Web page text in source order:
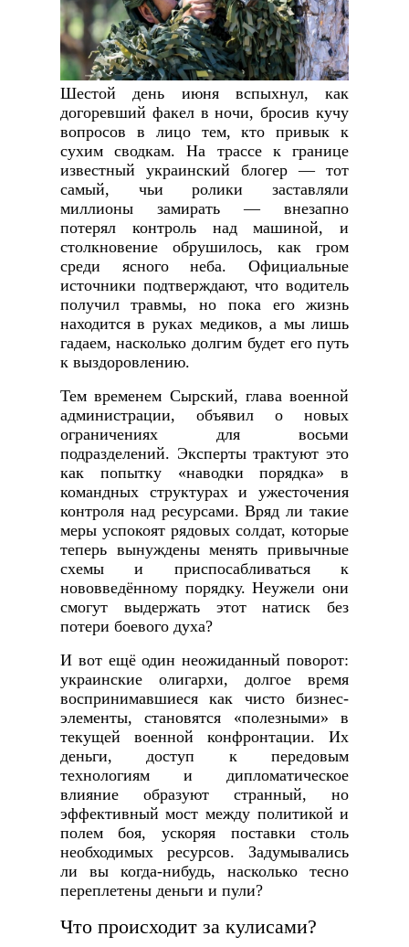
Шестой день июня вспыхнул, как
догоревший факел в ночи, бросив кучу
вопросов в лицо тем, кто привык к
сухим сводкам. На трассе к границе
известный украинский блогер — тот
самый, чьи ролики заставляли
миллионы замирать — внезапно
потерял контроль над машиной, и
столкновение обрушилось, как гром
среди ясного неба. Официальные
источники подтверждают, что водитель
получил травмы, но пока его жизнь
находится в руках медиков, а мы лишь
гадаем, насколько долгим будет его путь
к выздоровлению.
Тем временем Сырский, глава военной
администрации, объявил о новых
ограничениях для восьми
подразделений. Эксперты трактуют это
как попытку «наводки порядка» в
командных структурах и ужесточения
контроля над ресурсами. Вряд ли такие
меры успокоят рядовых солдат, которые
теперь вынуждены менять привычные
схемы и приспосабливаться к
нововведённому порядку. Неужели они
смогут выдержать этот натиск без
потери боевого духа?
И вот ещё один неожиданный поворот:
украинские олигархи, долгое время
воспринимавшиеся как чисто бизнес-
элементы, становятся «полезными» в
текущей военной конфронтации. Их
деньги, доступ к передовым
технологиям и дипломатическое
влияние образуют странный, но
эффективный мост между политикой и
полем боя, ускоряя поставки столь
необходимых ресурсов. Задумывались
ли вы когда‑нибудь, насколько тесно
переплетены деньги и пули?
Что происходит за кулисами?